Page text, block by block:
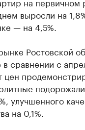
выросли на
— на 4,5%.
Ростовской
в сравнении с
цен
улучшенного
на 0,1%.